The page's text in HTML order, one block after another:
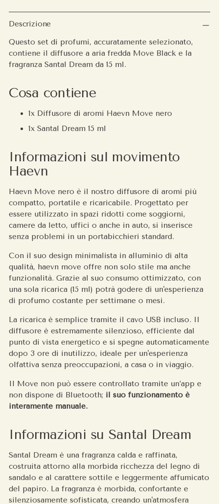
Aggiungere
un
al
carrello
Descrizione
Questo set di profumi, accuratamente selezionato,
contiene il diffusore a aria fredda Move Black e la
fragranza Santal Dream da 15 ml.
Cosa contiene
1x Diffusore di aromi Haevn Move nero
1x Santal Dream 15 ml
Informazioni sul movimento
Haevn
Haevn Move nero è il nostro diffusore di aromi più
compatto, portatile e ricaricabile. Progettato per
essere utilizzato in spazi ridotti come soggiorni,
camere da letto, uffici o anche in auto, si inserisce
senza problemi in un portabicchieri standard.
Con il suo design minimalista in alluminio di alta
qualità, haevn move offre non solo stile ma anche
funzionalità. Grazie al suo consumo ottimizzato, con
una sola ricarica (15 ml) potrà godere di un'esperienza
di profumo costante per settimane o mesi.
La ricarica è semplice tramite il cavo USB incluso. Il
diffusore è estremamente silenzioso, efficiente dal
punto di vista energetico e si spegne automaticamente
dopo 3 ore di inutilizzo, ideale per un'esperienza
olfattiva senza preoccupazioni, a casa o in viaggio.
Il Move non può essere controllato tramite un’app e
non dispone di Bluetooth; il suo funzionamento è
interamente manuale.
Informazioni su Santal Dream
Santal Dream è una fragranza calda e raffinata,
costruita attorno alla morbida ricchezza del legno di
sandalo e al carattere sottile e leggermente affumicato
del papiro. La fragranza è morbida, confortante e
silenziosamente sofisticata, creando un'atmosfera